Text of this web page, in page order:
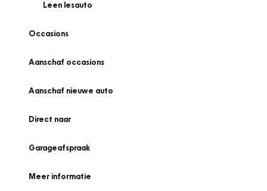
Leen lesauto
Occasions
Aanschaf occasions
Aanschaf nieuwe auto
Direct naar
Garageafspraak
Meer informatie